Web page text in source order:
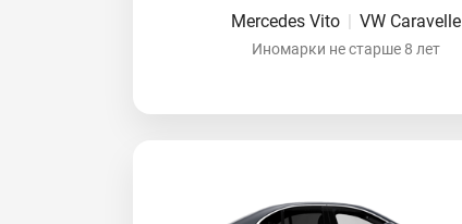
Mercedes Vito | VW Caravelle
Иномарки не старше 8 лет